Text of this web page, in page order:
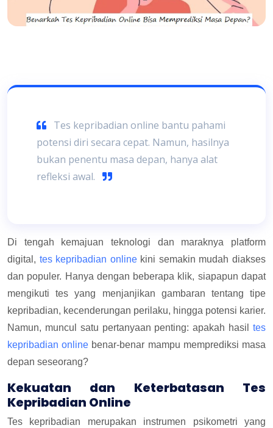
Tes kepribadian online bantu pahami
potensi diri secara cepat. Namun, hasilnya
bukan penentu masa depan, hanya alat
refleksi awal.
Di tengah kemajuan teknologi dan maraknya platform
digital, tes kepribadian onlinekini semakin mudah diakses
dan populer. Hanya dengan beberapa klik, siapapun dapat
mengikuti tes yang menjanjikan gambaran tentang tipe
kepribadian, kecenderungan perilaku, hingga potensi karier.
Namun, muncul satu pertanyaan penting: apakah hasil tes
kepribadian online benar-benar mampu memprediksi masa
depan seseorang?
Kekuatan dan Keterbatasan Tes
Kepribadian Online
Tes kepribadian merupakan instrumen psikometri yang